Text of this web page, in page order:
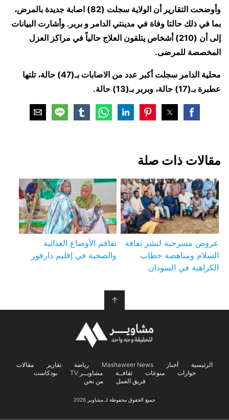
وأوضحت التقارير أن الولاية سجلت (82) اصابة جديدة بالمرض،
بما في ذلك حالتا وفاة في مدينتي الدامر و بربر. وأشارت البيانات
إلى أن (210) أشخاص يتلقون العلاج حالياً في مراكز العزل
المخصصة للمرضى.
محلية الدامر سجلت أكبر عدد من الاصابات بـ(47) حالة، تلتها
عطبرة بـ(17) حالة، وبربر بـ(13) حالة.
مقالات ذات صلة
عروض مسرحية لنشر ثقافة
السلام ومناهضة خطاب
الكراهية في السودان
تفاقم الأوضاع الغذائية
والصحية في إقليم دارفور
↑
الرئيسية أخبار Mashaweer News رياضة تقارير
مقالات
حوارات
منوعات ثقافــة مشاويــر TV
بودكاست
فريق العمل
من نحن
جميع الحقوق محفوظة لـ مشاوير 2026